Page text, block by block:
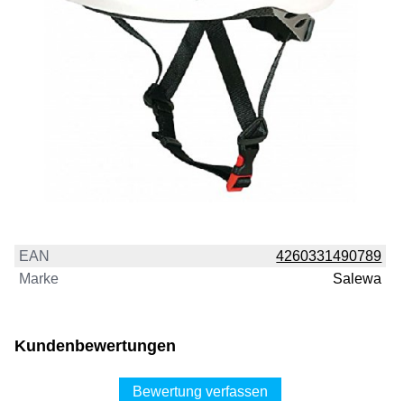
EAN
4260331490789
Marke
Salewa
Kundenbewertungen
Bewertung verfassen